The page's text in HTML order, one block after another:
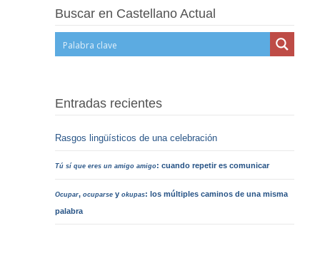
Buscar en Castellano Actual
Entradas recientes
Rasgos lingüísticos de una celebración
Tú sí que eres un amigo amigo: cuando repetir es comunicar
Ocupar,ocuparse yokupas: los múltiples caminos de una misma
palabra